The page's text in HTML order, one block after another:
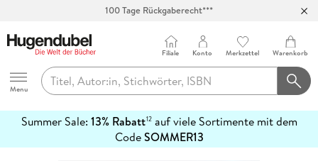
100 Tage Rückgaberecht***
Hugendubel
Menu
Filiale Konto Merkzettel Warenkorb
Summer Sale: 13% Rabatt12auf viele Sortimente mit dem
CodeSOMMER13
erfahren